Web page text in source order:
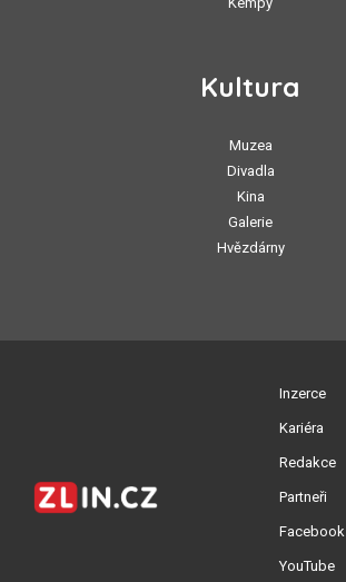
Kultura
Muzea
Divadla
Kina
Galerie
Hvězdárny
Inzerce
Kariéra
Redakce
Partneři
Facebook
YouTube